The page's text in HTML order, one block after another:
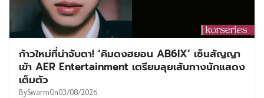
ก้าวใหม่ที่น่าจับตา! ‘คิมดงฮยอน AB6IX’ เซ็นสัญญา
เข้า AER Entertainment เตรียมลุยเส้นทางนักแสดง
เต็มตัว
BySwarmOn03/08/2026